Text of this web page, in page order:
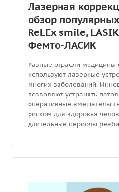
Лазерная
обзор
ReLEx smile,
Фемто-ЛАСИК
Разные отрасли медицины
используют лазерные
многих заболеваний.
позволяют устранять
оперативные
риском для здоровья
длительные периоды